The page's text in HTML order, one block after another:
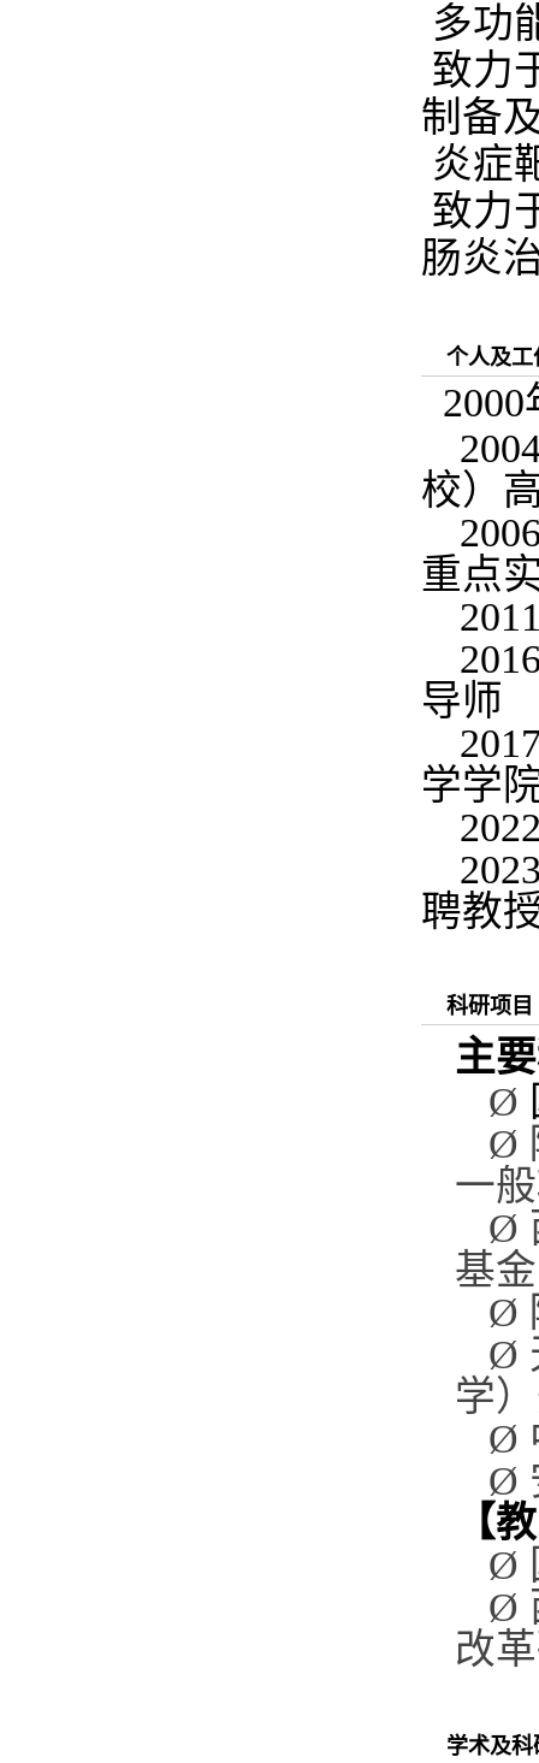
多功
致力
制备
炎症
致力
肠炎
个人及工
校）
重点
导师
学学
聘教
科研项目
主
Ø
Ø
一
Ø
基金
Ø
Ø
学
Ø
Ø
【
Ø
Ø
改
学术及